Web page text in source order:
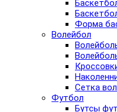
Форма
Волейбол
Сетка
Футбол
Бутсы